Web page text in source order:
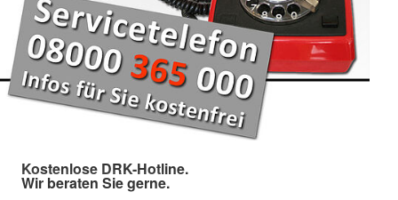
Kostenlose DRK-Hotline.
Wir beraten Sie gerne.